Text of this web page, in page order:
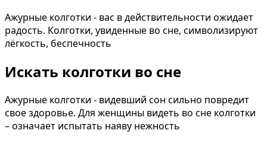
Ажурные колготки - вас в действительности ожидает
радость. Колготки, увиденные во сне, символизируют
лёгкость, беспечность
Искать колготки во сне
Ажурные колготки - видевший сон сильно повредит
свое здоровье. Для женщины видеть во сне колготки
– означает испытать наяву нежность